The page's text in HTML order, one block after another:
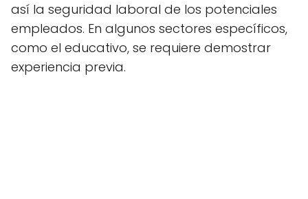
así la seguridad laboral de los potenciales
empleados. En algunos sectores específicos,
como el educativo, se requiere demostrar
experiencia previa.